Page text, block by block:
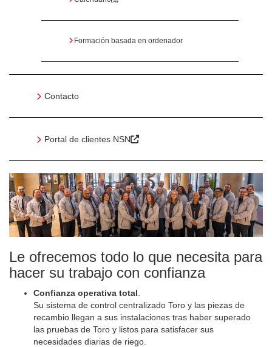
Formación basada en ordenador
Contacto
Portal de clientes NSN
Le ofrecemos todo lo que necesita para
hacer su trabajo con confianza
Confianza operativa total
Su sistema de control centralizado Toro y las piezas de
recambio llegan a sus instalaciones tras haber superado
las pruebas de Toro y listos para satisfacer sus
necesidades diarias de riego.